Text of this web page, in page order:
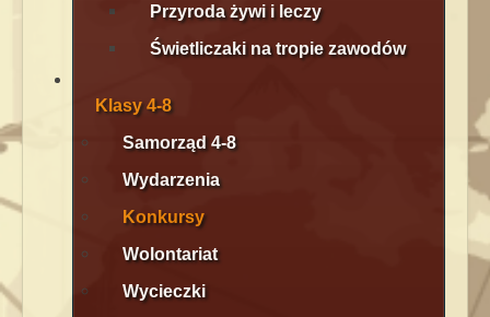
Przyroda żywi i leczy
Świetliczaki na tropie zawodów
Klasy 4-8
Samorząd 4-8
Wydarzenia
Konkursy
Wolontariat
Wycieczki